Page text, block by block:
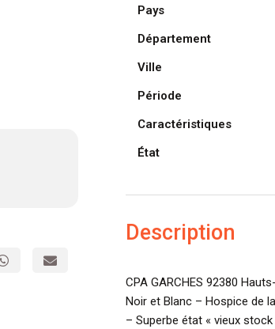
Pays
Département
Ville
Période
Caractéristiques
État
Description
CPA GARCHES 92380
Noir et Blanc – Hospice de
– Superbe état « vieux stock